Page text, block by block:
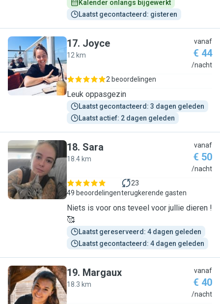
Kalender onlangs bijgewerkt
Laatst gecontacteerd: gisteren
J
17. Joyce
12 km
vanaf
€ 44
/nacht
2 beoordelingen
Leuk oppasgezin
Laatst gecontacteerd: 3 dagen geleden
Laatst actief: 2 dagen geleden
S
18. Sara
18.4 km
vanaf
€ 50
/nacht
49 beoordelingen
23
terugkerende gasten
Niets is voor ons teveel voor jullie dieren !
🥰
Laatst gereserveerd: 4 dagen geleden
Laatst gecontacteerd: 4 dagen geleden
M
19. Margaux
18.3 km
vanaf
€ 40
/nacht